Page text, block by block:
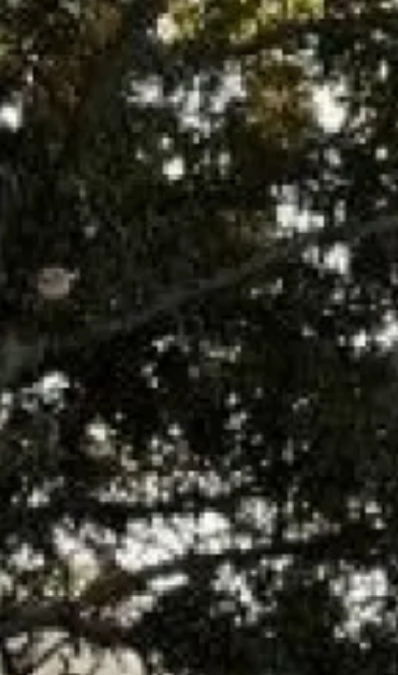
ENTRETIEN DE CHAUFFE EAU GAZ
VAILLANT AIX EN PROVENCE
UN DEVIS ? UNE INTERVENTION ?
Gaz intervention est spécialisé dans l’entretien
des appareils à
gaz comme le chauffe-eau ou le chauffe-bain à
Aix en
provence.
Vous avez un chauffe-eauVAILLANTet vous habitez à
Aix en
provence
? Contactez nous!
Le chauffe-eausert à alimenter l’eau chaude pour votre
cuisine, et le chauffe-bain pour la cuisine et la salle de bain.
L’entretienc’est le nettoyage complet de votre appareil à gaz
et il doit être réalisé une fois par an afin de prolonger au
maximum la durée de vie de votre appareil.